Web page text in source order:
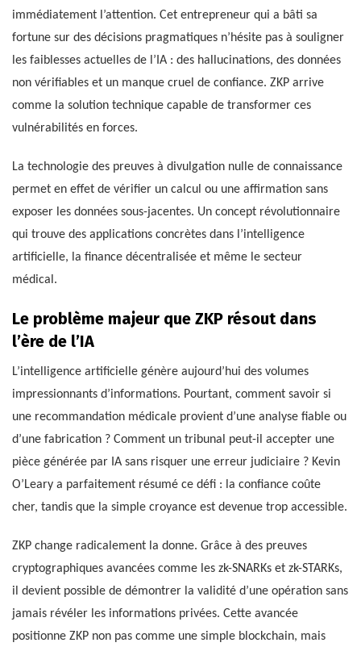
immédiatement l’attention. Cet entrepreneur qui a bâti sa
fortune sur des décisions pragmatiques n’hésite pas à souligner
les faiblesses actuelles de l’IA : des hallucinations, des données
non vérifiables et un manque cruel de confiance. ZKP arrive
comme la solution technique capable de transformer ces
vulnérabilités en forces.
La technologie des preuves à divulgation nulle de connaissance
permet en effet de vérifier un calcul ou une affirmation sans
exposer les données sous-jacentes. Un concept révolutionnaire
qui trouve des applications concrètes dans l’intelligence
artificielle, la finance décentralisée et même le secteur
médical.
Le problème majeur que ZKP résout dans
l’ère de l’IA
L’intelligence artificielle génère aujourd’hui des volumes
impressionnants d’informations. Pourtant, comment savoir si
une recommandation médicale provient d’une analyse fiable ou
d’une fabrication ? Comment un tribunal peut-il accepter une
pièce générée par IA sans risquer une erreur judiciaire ? Kevin
O’Leary a parfaitement résumé ce défi : la confiance coûte
cher, tandis que la simple croyance est devenue trop accessible.
ZKP change radicalement la donne. Grâce à des preuves
cryptographiques avancées comme les zk-SNARKs et zk-STARKs,
il devient possible de démontrer la validité d’une opération sans
jamais révéler les informations privées. Cette avancée
positionne ZKP non pas comme une simple blockchain, mais